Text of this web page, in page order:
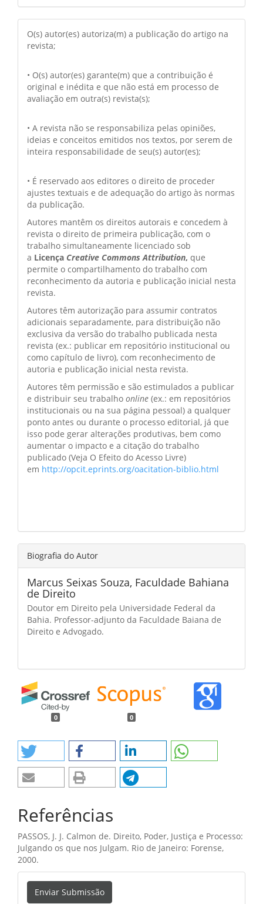
O(s) autor(es) autoriza(m) a publicação do artigo na
revista;
• O(s) autor(es) garante(m) que a contribuição é
original e inédita e que não está em processo de
avaliação em outra(s) revista(s);
• A revista não se responsabiliza pelas opiniões,
ideias e conceitos emitidos nos textos, por serem de
inteira responsabilidade de seu(s) autor(es);
• É reservado aos editores o direito de proceder
ajustes textuais e de adequação do artigo às normas
da publicação.
Autores mantêm os direitos autorais e concedem à
revista o direito de primeira publicação, com o
trabalho simultaneamente licenciado sob
a Licença Creative Commons Attribution, que
permite o compartilhamento do trabalho com
reconhecimento da autoria e publicação inicial nesta
revista.
Autores têm autorização para assumir contratos
adicionais separadamente, para distribuição não
exclusiva da versão do trabalho publicada nesta
revista (ex.: publicar em repositório institucional ou
como capítulo de livro), com reconhecimento de
autoria e publicação inicial nesta revista.
Autores têm permissão e são estimulados a publicar
e distribuir seu trabalho online (ex.: em repositórios
institucionais ou na sua página pessoal) a qualquer
ponto antes ou durante o processo editorial, já que
isso pode gerar alterações produtivas, bem como
aumentar o impacto e a citação do trabalho
publicado (Veja O Efeito do Acesso Livre)
em http://opcit.eprints.org/oacitation-biblio.html
Biografia do Autor
Marcus Seixas Souza, Faculdade Bahiana
de Direito
Doutor em Direito pela Universidade Federal da
Bahia. Professor-adjunto da Faculdade Baiana de
Direito e Advogado.
0 0
Referências
PASSOS, J. J. Calmon de. Direito, Poder, Justiça e Processo:
Julgando os que nos Julgam. Rio de Janeiro: Forense,
2000.
Enviar
Enviar Submissão